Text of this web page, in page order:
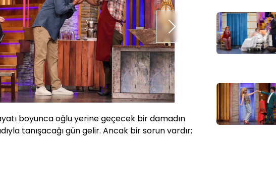
boyunca oğlu yerine geçecek bir damadın
tanışacağı gün gelir. Ancak bir sorun vardır;
Hayatı boyunca
bir gün yakışıklı